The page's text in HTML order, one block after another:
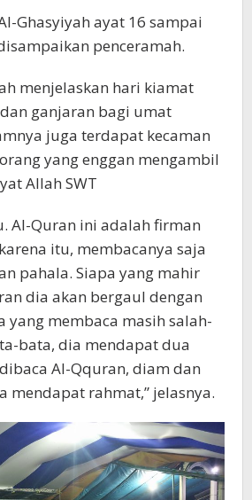
Ghasyiyah ayat 16 sampai
penceramah.
menjelaskan hari kiamat
ganjaran bagi umat
juga terdapat kecaman
yang enggan mengambil
Allah SWT
Al-Quran ini adalah firman
itu, membacanya saja
pahala. Siapa yang mahir
dia akan bergaul dengan
yang membaca masih salah-
bata, dia mendapat dua
Al-Qquran, diam dan
mendapat rahmat,” jelasnya.